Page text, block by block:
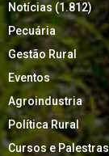
Notícias (1.812)
Pecuária
Gestão Rural
Eventos
Agroindustria
Política Rural
Cursos e Palestras